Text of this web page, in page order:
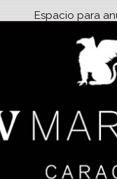
Espacio para